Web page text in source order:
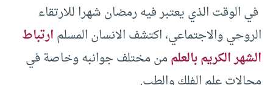
في الوقت الذي يعتبر فيه رمضان شهرا للارتقاء
الروحي والاجتماعي، اكتشف الانسان المسلمارتباط
الشهر الكريم بالعلممن مختلف جوانبه وخاصة في